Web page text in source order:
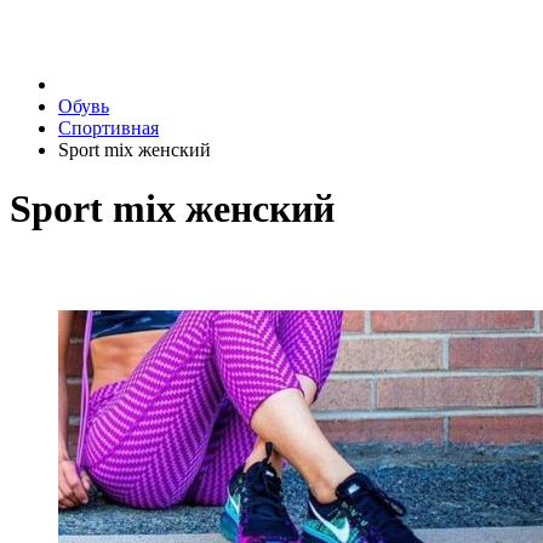
Обувь
Спортивная
Sport mix женский
Sport mix женский